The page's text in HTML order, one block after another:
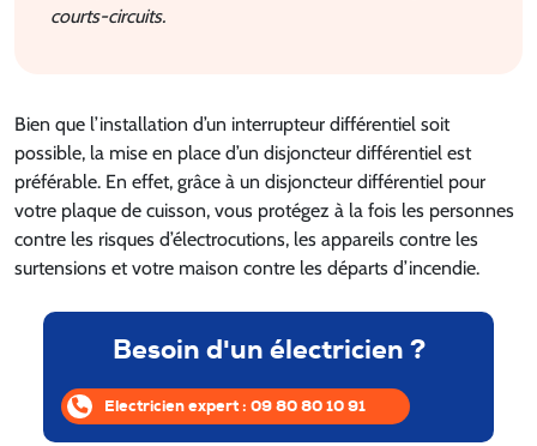
courts-circuits.
Bien que l’installation d’un interrupteur différentiel soit
possible, la mise en place d’un disjoncteur différentiel est
préférable. En effet, grâce à un disjoncteur différentiel pour
votre plaque de cuisson, vous protégez à la fois les personnes
contre les risques d’électrocutions, les appareils contre les
surtensions et votre maison contre les départs d’incendie.
Besoin d'un électricien ?
Electricien expert : 09 80 80 10 91